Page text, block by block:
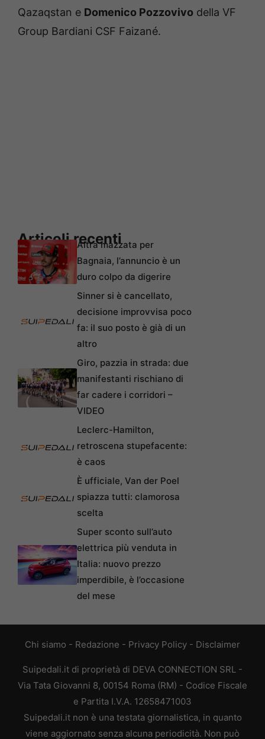
Qazaqstan e Domenico Pozzovivo della VF
Group Bardiani CSF Faizané.
Articoli recenti
Altra mazzata per
Bagnaia, l’annuncio è un
duro colpo da digerire
Sinner si è cancellato,
decisione improvvisa poco
fa: il suo posto è già di un
altro
Giro, pazzia in strada: due
manifestanti rischiano di
far cadere i corridori –
VIDEO
Leclerc-Hamilton,
retroscena stupefacente:
è caos
È ufficiale, Van der Poel
spiazza tutti: clamorosa
scelta
Super sconto sull’auto
elettrica più venduta in
Italia: nuovo prezzo
imperdibile, è l’occasione
del mese
Chi siamo - Redazione - Privacy Policy - Disclaimer
Suipedali.it di proprietà di DEVA CONNECTION SRL -
Via Tata Giovanni 8, 00154 Roma (RM) - Codice Fiscale
e Partita I.V.A. 12658471003
Suipedali.it non è una testata giornalistica, in quanto
viene aggiornato senza alcuna periodicità. Non può